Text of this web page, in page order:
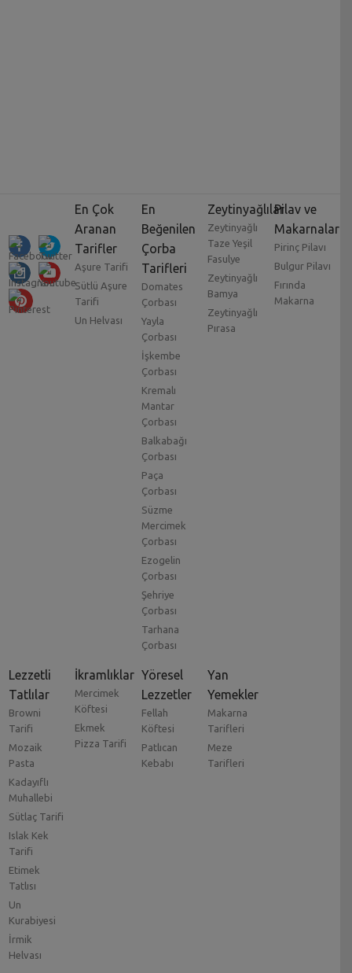
En Çok
Aranan
Tarifler
Aşure Tarifi
Sütlü Aşure
Tarifi
Un Helvası
En
Beğenilen
Çorba
Tarifleri
Domates
Çorbası
Yayla
Çorbası
İşkembe
Çorbası
Kremalı
Mantar
Çorbası
Balkabağı
Çorbası
Paça
Çorbası
Süzme
Mercimek
Çorbası
Ezogelin
Çorbası
Şehriye
Çorbası
Tarhana
Çorbası
Zeytinyağlılar
Zeytinyağlı
Taze Yeşil
Fasulye
Zeytinyağlı
Bamya
Zeytinyağlı
Pırasa
Pilav ve
Makarnalar
Pirinç Pilavı
Bulgur Pilavı
Fırında
Makarna
Lezzetli
Tatlılar
Browni
Tarifi
Mozaik
Pasta
Kadayıflı
Muhallebi
Sütlaç Tarifi
Islak Kek
Tarifi
Etimek
Tatlısı
Un
Kurabiyesi
İrmik
Helvası
İkramlıklar
Mercimek
Köftesi
Ekmek
Pizza Tarifi
Yöresel
Lezzetler
Fellah
Köftesi
Patlıcan
Kebabı
Yan
Yemekler
Makarna
Tarifleri
Meze
Tarifleri